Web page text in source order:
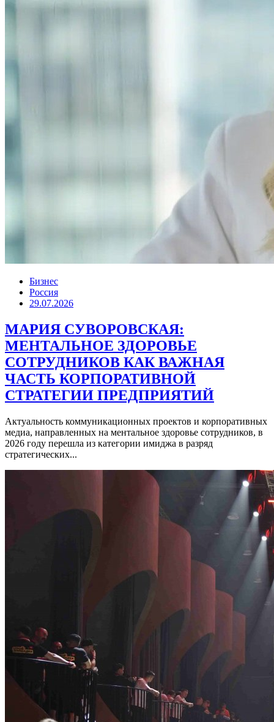
Бизнес
Россия
29.07.2026
МАРИЯ СУВОРОВСКАЯ:
МЕНТАЛЬНОЕ ЗДОРОВЬЕ
СОТРУДНИКОВ КАК ВАЖНАЯ
ЧАСТЬ КОРПОРАТИВНОЙ
СТРАТЕГИИ ПРЕДПРИЯТИЙ
Актуальность коммуникационных проектов и корпоративных
медиа, направленных на ментальное здоровье сотрудников, в
2026 году перешла из категории имиджа в разряд
стратегических...